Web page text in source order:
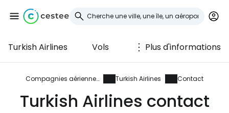
Turkish Airlines Vols Plus d'informations
Compagnies aériennes Turkish Airlines Contact
Turkish Airlines contact
Se connecter à
Cestee
... la communauté mondiale des voyageurs